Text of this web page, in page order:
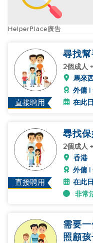
HelperPlace廣告
直接聘用
尋找
2個成人
馬來
外傭 |
在此
直接聘用
尋找
2個成人
香港
外傭 |
在此
非常
需要
照顧